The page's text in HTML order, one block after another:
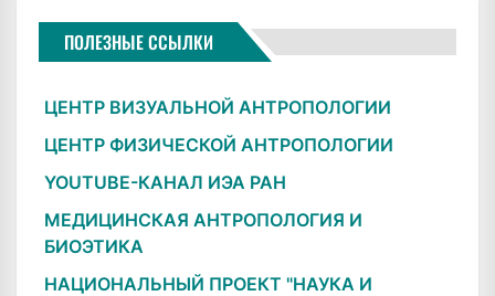
ПОЛЕЗНЫЕ ССЫЛКИ
ЦЕНТР ВИЗУАЛЬНОЙ АНТРОПОЛОГИИ
ЦЕНТР ФИЗИЧЕСКОЙ АНТРОПОЛОГИИ
YOUTUBE-КАНАЛ ИЭА РАН
МЕДИЦИНСКАЯ АНТРОПОЛОГИЯ И
БИОЭТИКА
НАЦИОНАЛЬНЫЙ ПРОЕКТ "НАУКА И